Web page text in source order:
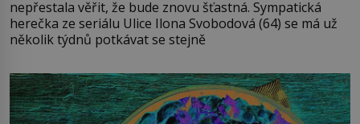
nepřestala věřit, že bude znovu šťastná. Sympatická
herečka ze seriálu Ulice Ilona Svobodová (64) se má už
několik týdnů potkávat se stejně